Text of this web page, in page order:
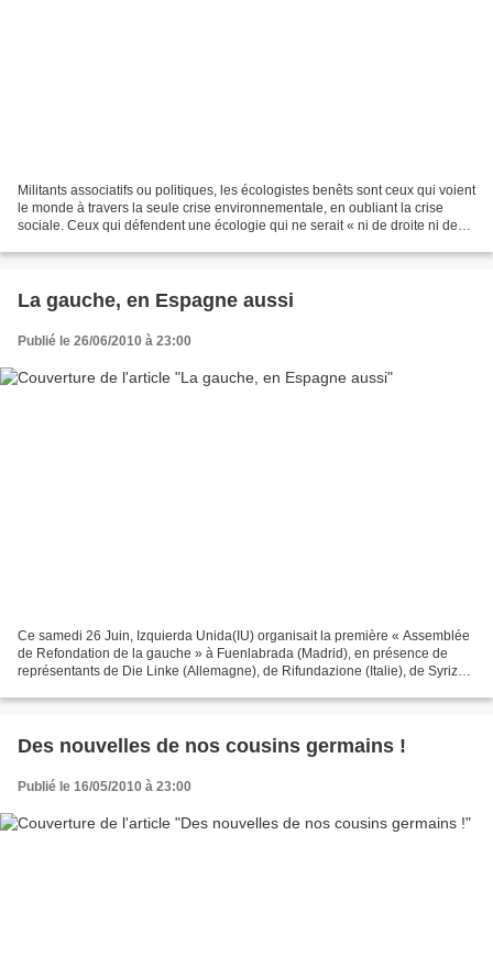
Militants associatifs ou politiques, les écologistes benêts sont ceux qui voient
le monde à travers la seule crise environnementale, en oubliant la crise
sociale. Ceux qui défendent une écologie qui ne serait « ni de droite ni de
La gauche, en Espagne aussi
Publié le 26/06/2010 à 23:00
Ce samedi 26 Juin, Izquierda Unida(IU) organisait la première « Assemblée
de Refondation de la gauche » à Fuenlabrada (Madrid), en présence de
représentants de Die Linke (Allemagne), de Rifundazione (Italie), de Syriza
Des nouvelles de nos cousins germains !
Publié le 16/05/2010 à 23:00